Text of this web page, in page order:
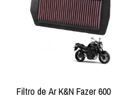
Filtro de Ar K&N Fazer 600